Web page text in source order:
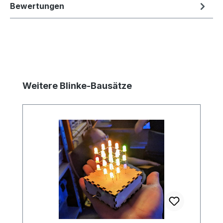
Bewertungen
Produktgalerie überspringen
Weitere Blinke-Bausätze